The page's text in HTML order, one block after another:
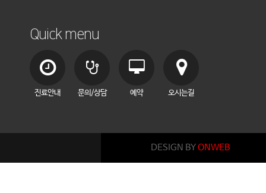
Quick menu
진료안내 문의/상담 예약 오시는길
DESIGN BYONWEB